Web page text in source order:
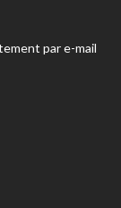
par e-mail